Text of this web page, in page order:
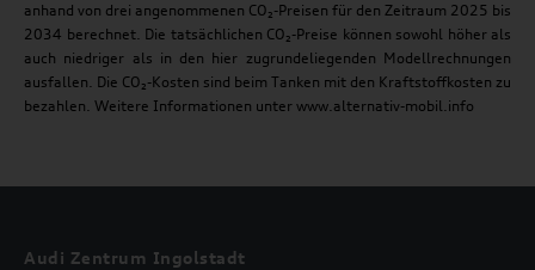
anhand von drei angenommenen CO₂-Preisen für den Zeitraum 2025 bis
2034 berechnet. Die tatsächlichen CO₂-Preise können sowohl höher als
auch niedriger als in den hier zugrundeliegenden Modellrechnungen
ausfallen. Die CO₂-Kosten sind beim Tanken mit den Kraftstoffkosten zu
bezahlen. Weitere Informationen unter www.alternativ-mobil.info
Audi Zentrum Ingolstadt